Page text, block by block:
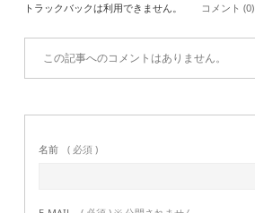
トラックバックは利用できません。 コメント (0)
この記事へのコメントはありません。
名前 ( 必須 )